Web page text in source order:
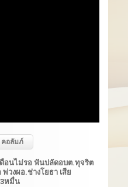
คอลัมภ์
ดือนไม่รอ ฟันปลัดอบต.ทุจริต
พ่วงผอ.ช่างโยธา เสีย
หมื่น